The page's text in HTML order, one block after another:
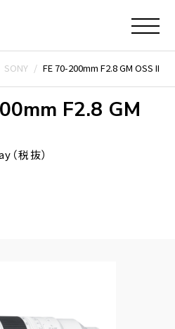
SONY FE 70-200mm F2.8 GM OSS II
F2.8 GM
（税抜）